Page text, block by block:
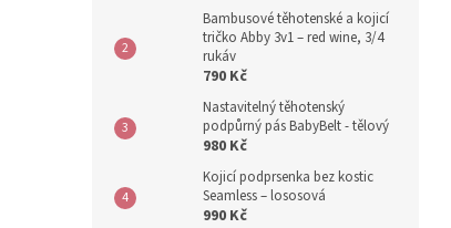
Bambusové těhotenské a kojicí
tričko Abby 3v1 – red wine, 3/4
rukáv
790 Kč
Nastavitelný těhotenský
podpůrný pás BabyBelt - tělový
980 Kč
Kojicí podprsenka bez kostic
Seamless – lososová
990 Kč